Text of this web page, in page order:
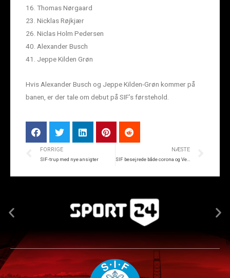
16. Thomas Nørgaard
23. Nicklas Røjkjær
26. Niclas Holm Pedersen
40. Alexander Busch
41. Jeppe Kilden Grøn
Hvis Alexander Busch og Jeppe Kilden-Grøn kommer på
banen, er der tale om debut på SIF’s førstehold.
FORRIGE
SIF-trup med nye ansigter
NÆSTE
SIF besejrede både corona og Vendsyssel